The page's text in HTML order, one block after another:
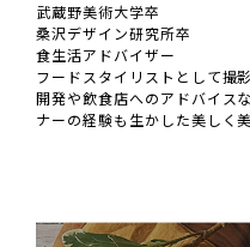
武蔵野美術大学卒
桑沢デザイン研究所卒
食生活アドバイザー
フードスタイリストとして撮
開発や飲食店へのアドバイス
ナーの経験も生かした美しく